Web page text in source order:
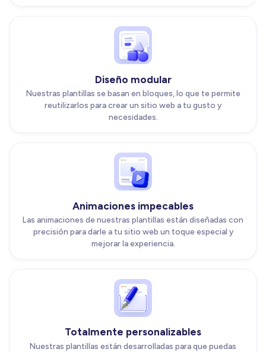
Diseño modular
Nuestras plantillas se basan en bloques, lo que te permite
reutilizarlos para crear un sitio web a tu gusto y
necesidades.
Animaciones impecables
Las animaciones de nuestras plantillas están diseñadas con
precisión para darle a tu sitio web un toque especial y
mejorar la experiencia.
Totalmente personalizables
Nuestras plantillas están desarrolladas para que puedas